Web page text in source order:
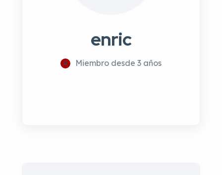
enric
Miembro desde 3 años